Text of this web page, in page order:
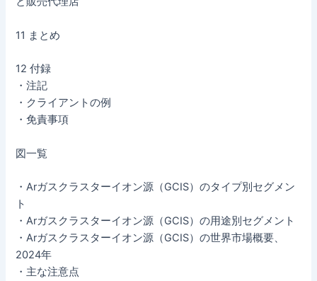
11 まとめ
12 付録
・注記
・クライアントの例
・免責事項
図一覧
・Arガスクラスターイオン源（GCIS）のタイプ別セグメン
ト
・Arガスクラスターイオン源（GCIS）の用途別セグメント
・Arガスクラスターイオン源（GCIS）の世界市場概要、
2024年
・主な注意点